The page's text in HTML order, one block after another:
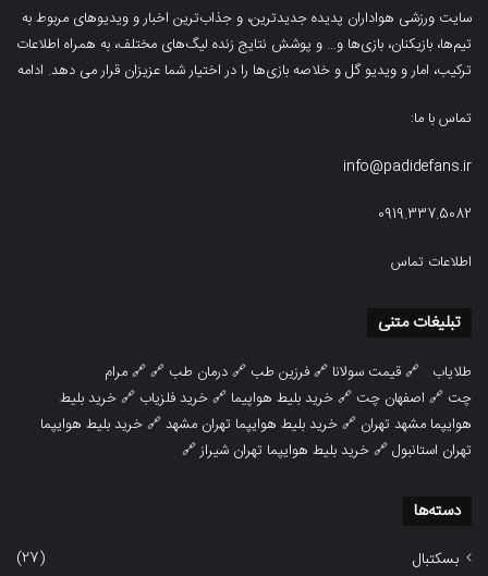
سایت ورزشی هواداران پدیده جدیدترین، و جذاب‌ترین اخبار و ویدیوهای مربوط به
تیم‌ها، بازیکنان، بازی‌ها و… و پوشش نتایج زنده لیگ‌های مختلف، به همراه اطلاعات
ترکیب، امار و ویدیو‌‌ گل‌ و خلاصه بازی‌ها را در اختیار شما عزیزان قرار می دهد. ادامه
تماس با ما:
info@padidefans.ir
0919.337.5082
اطلاعات تماس
تبلیغات متنی
طلایاب 🔗قیمت سولانا 🔗فرزین طب 🔗درمان طب 🔗 🔗مرام
چت 🔗 اصفهان چت 🔗خرید بلیط هواپیما 🔗خرید فلزیاب 🔗خرید بلیط
هوایپما مشهد تهران 🔗خرید بلیط هوایپما تهران مشهد🔗خرید بلیط هوایپما
تهران استانبول🔗خرید بلیط هوایپما تهران شیراز🔗
دسته‌ها
بسکتبال
(27)